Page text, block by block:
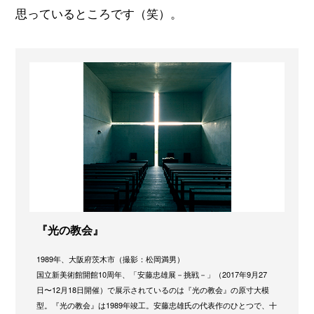
思っているところです（笑）。
『光の教会』
1989年、大阪府茨木市（撮影：松岡満男）
国立新美術館開館10周年、「安藤忠雄展－挑戦－」（2017年9月27
日〜12月18日開催）で展示されているのは『光の教会』の原寸大模
型。『光の教会』は1989年竣工。安藤忠雄氏の代表作のひとつで、十